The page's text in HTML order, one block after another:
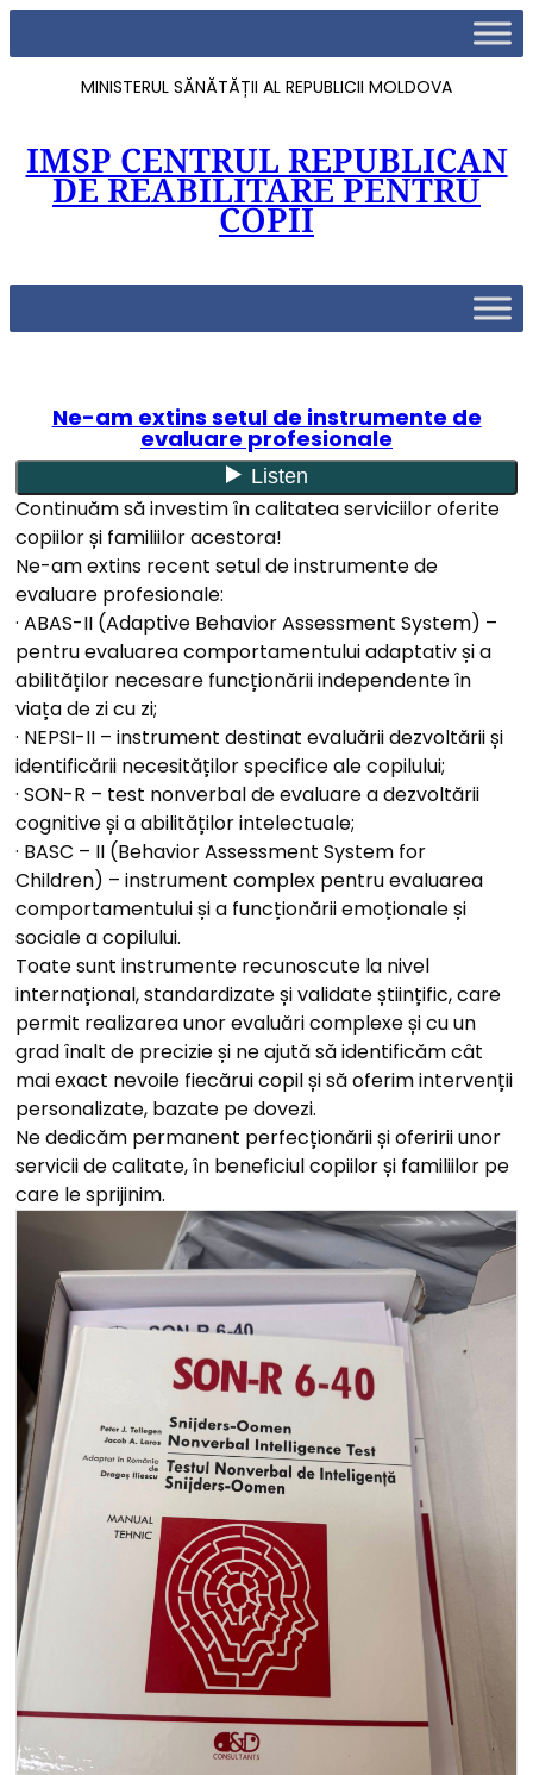
MINISTERUL SĂNĂTĂȚII AL REPUBLICII MOLDOVA
IMSP CENTRUL REPUBLICAN
DE REABILITARE PENTRU
COPII
Ne-am extins setul de instrumente de
evaluare profesionale
Continuăm să investim în calitatea serviciilor oferite
copiilor și familiilor acestora!
Ne-am extins recent setul de instrumente de
evaluare profesionale:
· ABAS-II (Adaptive Behavior Assessment System) –
pentru evaluarea comportamentului adaptativ și a
abilităților necesare funcționării independente în
viața de zi cu zi;
· NEPSI-II – instrument destinat evaluării dezvoltării și
identificării necesităților specifice ale copilului;
· SON-R – test nonverbal de evaluare a dezvoltării
cognitive și a abilităților intelectuale;
· BASC – II (Behavior Assessment System for
Children) – instrument complex pentru evaluarea
comportamentului și a funcționării emoționale și
sociale a copilului.
Toate sunt instrumente recunoscute la nivel
internațional, standardizate și validate științific, care
permit realizarea unor evaluări complexe și cu un
grad înalt de precizie și ne ajută să identificăm cât
mai exact nevoile fiecărui copil și să oferim intervenții
personalizate, bazate pe dovezi.
Ne dedicăm permanent perfecționării și oferirii unor
servicii de calitate, în beneficiul copiilor și familiilor pe
care le sprijinim.